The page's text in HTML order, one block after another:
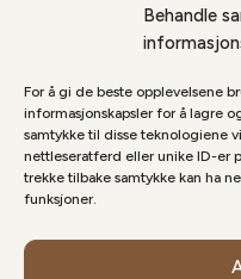
Behandle
For å gi de beste opplevelsene
informasjonskapsler for å lagre
samtykke til disse teknologiene
nettleseratferd eller unike ID-er
trekke tilbake samtykke kan ha
funksjoner.